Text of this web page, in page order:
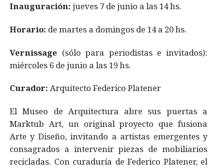
Inauguración: jueves 7 de junio a las 14 hs.
Horario: de martes a domingos de 14 a 20 hs.
Vernissage (sólo para periodistas e invitados):
miércoles 6 de junio a las 19 hs.
Curador: Arquitecto Federico Platener
El Museo de Arquitectura abre sus puertas a
Marktub Art, un original proyecto que fusiona
Arte y Diseño, invitando a artistas emergentes y
consagrados a intervenir piezas de mobiliarios
recicladas. Con curaduría de Federico Platener, el